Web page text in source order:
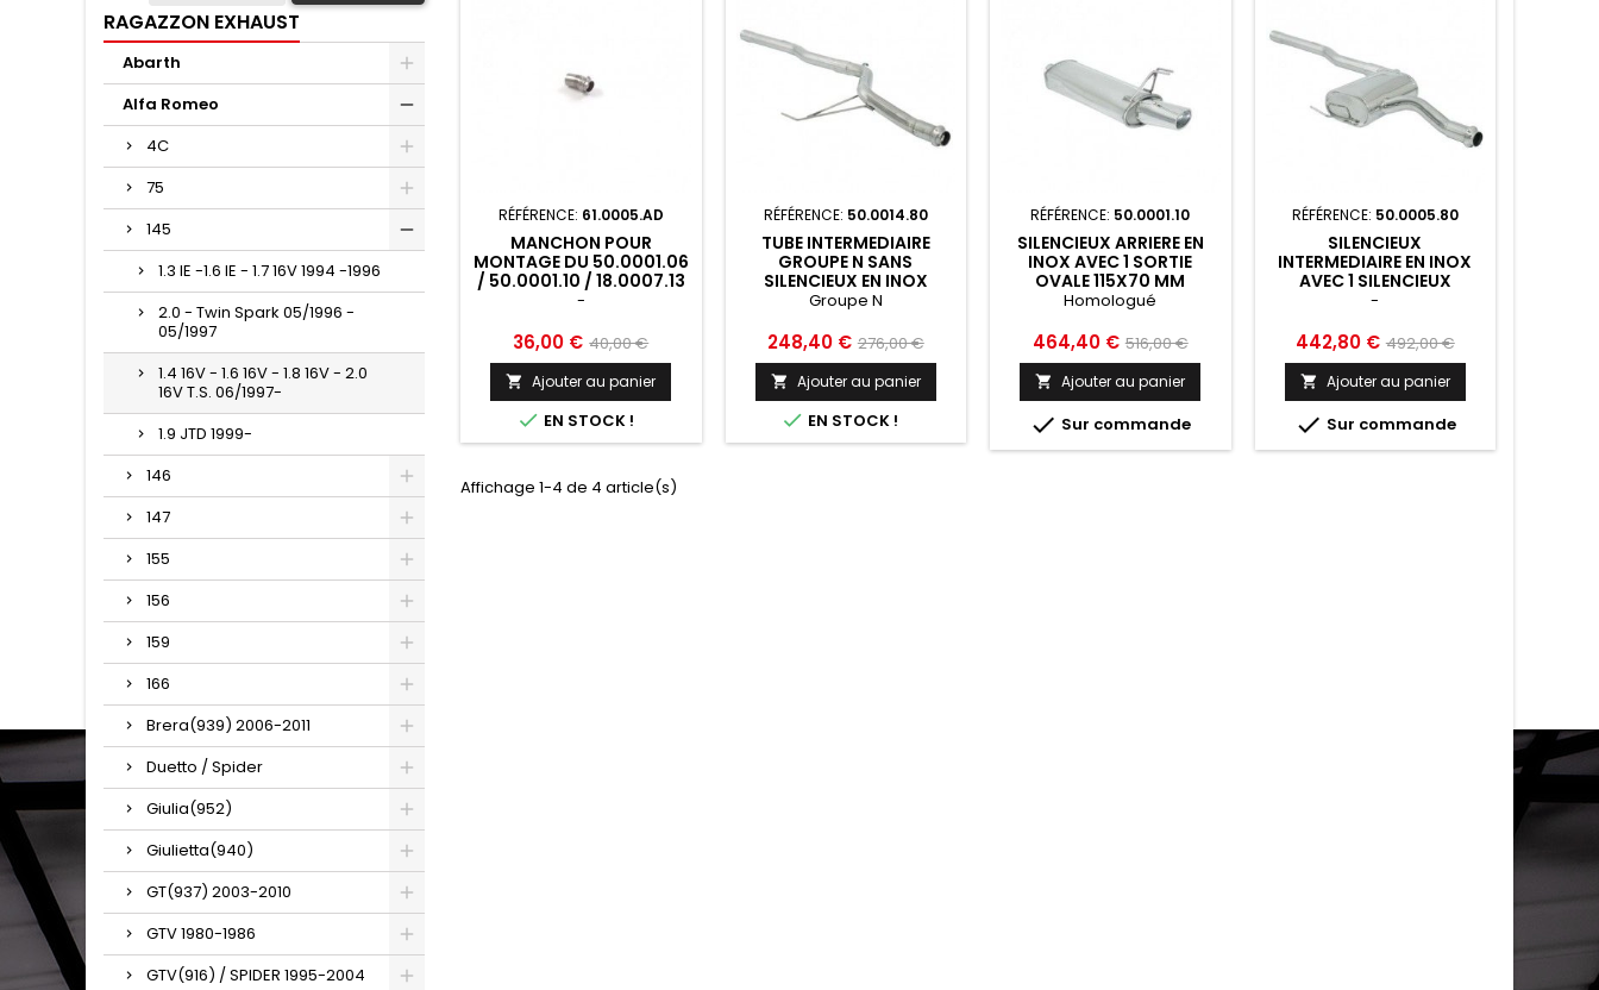
RAGAZZON EXHAUST
Abarth
Alfa Romeo
4C
75
145
1.3 IE -1.6 IE - 1.7 16V 1994 -1996
2.0 - Twin Spark 05/1996 -
05/1997
1.4 16V - 1.6 16V - 1.8 16V - 2.0
16V T.S. 06/1997-
1.9 JTD 1999-
146
147
155
156
159
166
Brera(939) 2006-2011
Duetto / Spider
Giulia(952)
Giulietta(940)
GT(937) 2003-2010
GTV 1980-1986
GTV(916) / SPIDER 1995-2004
RÉFÉRENCE: 61.0005.AD
MANCHON POUR
MONTAGE DU 50.0001.06
/ 50.0001.10 / 18.0007.13
/ 18.0007.60 SUR
INTERMEDIAIRE D'ORIGINE
RAGAZZON ALFA ROMEO
145 - 61.0005.AD
-
Prix
36,00 € Prix
de
base
40,00 €
 Ajouter au panier
 EN STOCK !
RÉFÉRENCE: 50.0014.80
TUBE INTERMEDIAIRE
GROUPE N SANS
SILENCIEUX EN INOX
RAGAZZON ALFA ROMEO
Groupe N
Prix
248,40 € Prix
de
base
276,00 €
 Ajouter au panier
 EN STOCK !
RÉFÉRENCE: 50.0001.10
SILENCIEUX ARRIERE EN
INOX AVEC 1 SORTIE
OVALE 115X70 MM
RAGAZZON ALFA ROMEO
Homologué
Prix
464,40 € Prix
de
base
516,00 €
 Ajouter au panier
 Sur commande
RÉFÉRENCE: 50.0005.80
SILENCIEUX
INTERMEDIAIRE EN INOX
AVEC 1 SILENCIEUX
RAGAZZON ALFA ROMEO
-
Prix
442,80 € Prix
de
base
492,00 €
 Ajouter au panier
 Sur commande
Affichage 1-4 de 4 article(s)